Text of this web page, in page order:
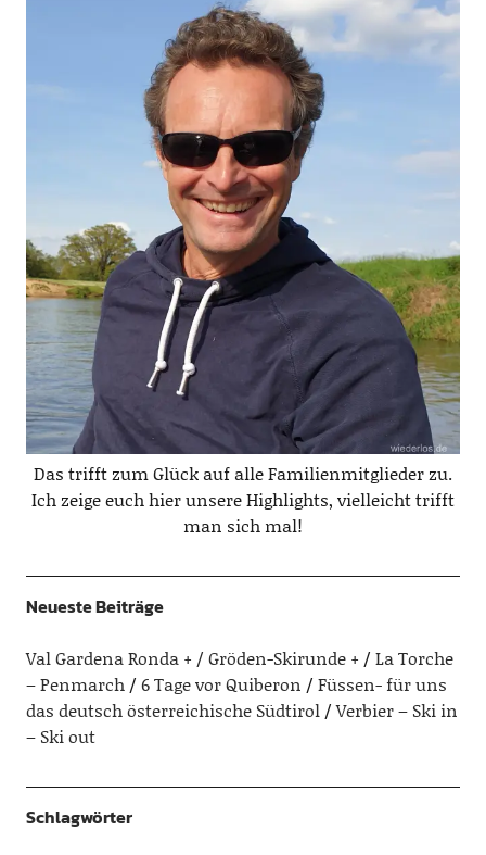
Das trifft zum Glück auf alle Familienmitglieder zu.
Ich zeige euch hier unsere Highlights, vielleicht trifft
man sich mal!
Neueste Beiträge
Val Gardena Ronda + / Gröden-Skirunde +
La Torche
– Penmarch
6 Tage vor Quiberon
Füssen- für uns
das deutsch österreichische Südtirol
Verbier – Ski in
– Ski out
Schlagwörter